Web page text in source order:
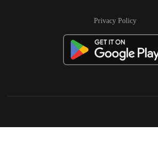
Privacy Policy